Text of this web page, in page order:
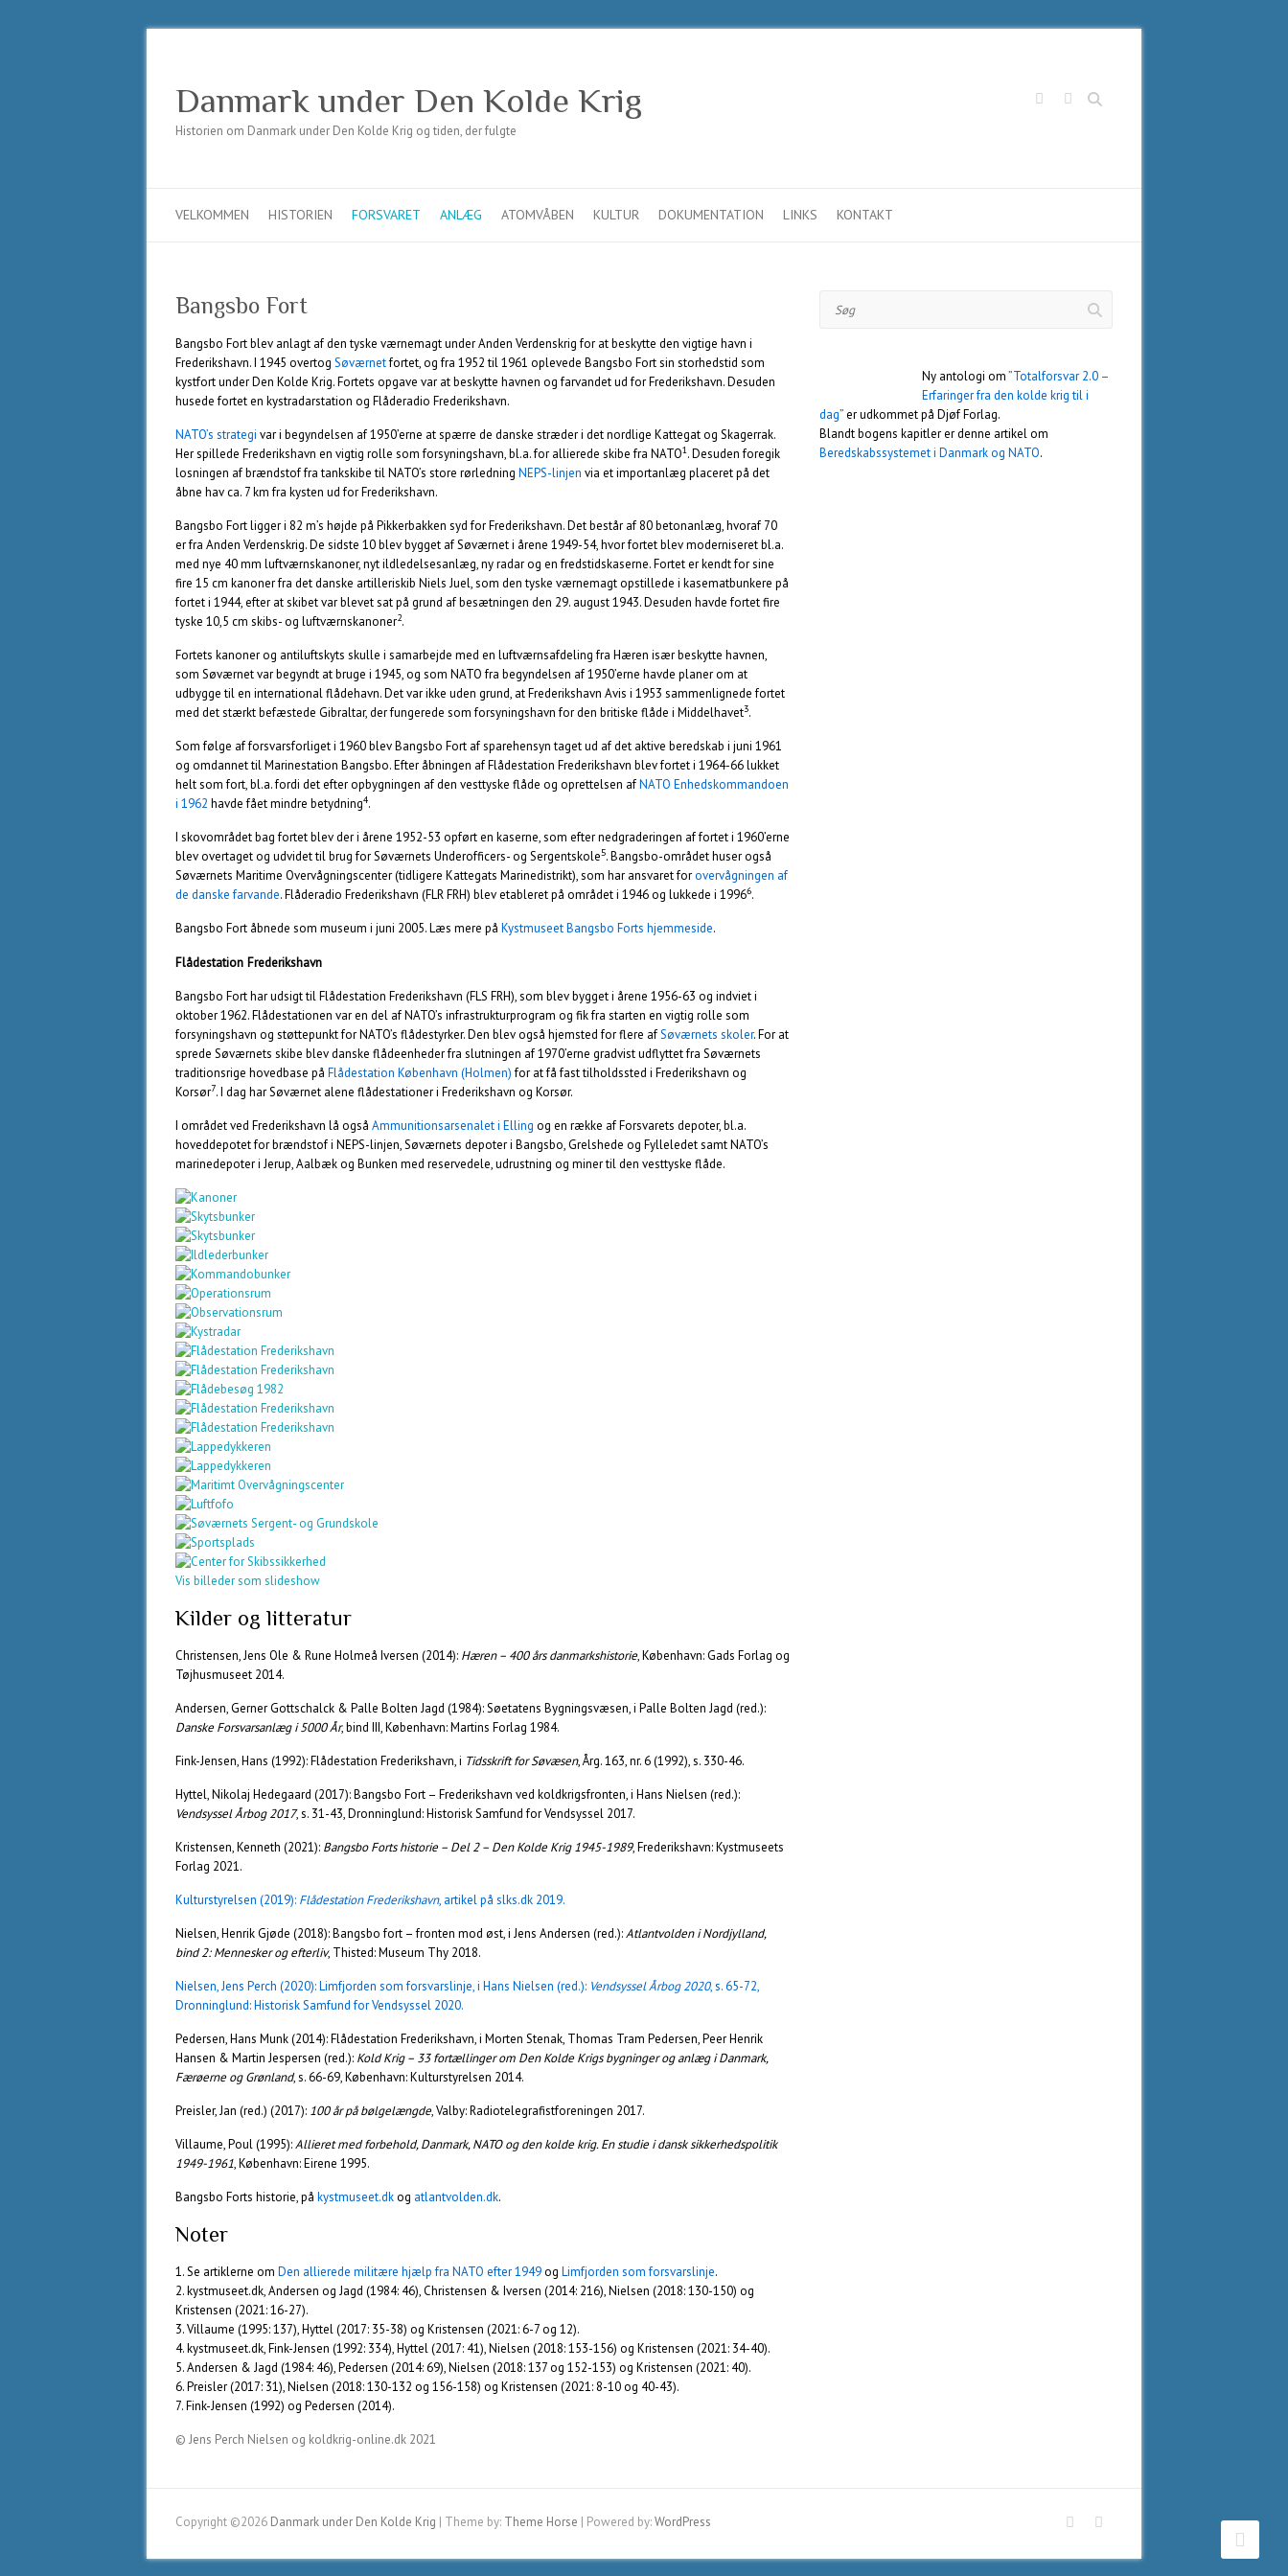
Søg
Danmark under Den Kolde Krig
Historien om Danmark under Den Kolde Krig og tiden, der fulgte
VELKOMMEN HISTORIEN FORSVARET ANLÆG ATOMVÅBEN KULTUR DOKUMENTATION LINKS KONTAKT
Bangsbo Fort
Bangsbo Fort blev anlagt af den tyske værnemagt under Anden Verdenskrig for at beskytte den vigtige havn i
Frederikshavn. I 1945 overtog Søværnetfortet, og fra 1952 til 1961 oplevede Bangsbo Fort sin storhedstid som
kystfort under Den Kolde Krig. Fortets opgave var at beskytte havnen og farvandet ud for Frederikshavn. Desuden
husede fortet en kystradarstation og Flåderadio Frederikshavn.
NATO’s strategi var i begyndelsen af 1950’erne at spærre de danske stræder i det nordlige Kattegat og Skagerrak.
Her spillede Frederikshavn en vigtig rolle som forsyningshavn, bl.a. for allierede skibe fra NATO1. Desuden foregik
losningen af brændstof fra tankskibe til NATO’s store rørledning NEPS-linjen via et importanlæg placeret på det
åbne hav ca. 7 km fra kysten ud for Frederikshavn.
Bangsbo Fort ligger i 82 m’s højde på Pikkerbakken syd for Frederikshavn. Det består af 80 betonanlæg, hvoraf 70
er fra Anden Verdenskrig. De sidste 10 blev bygget af Søværnet i årene 1949-54, hvor fortet blev moderniseret bl.a.
med nye 40 mm luftværnskanoner, nyt ildledelsesanlæg, ny radar og en fredstidskaserne. Fortet er kendt for sine
fire 15 cm kanoner fra det danske artilleriskib Niels Juel, som den tyske værnemagt opstillede i kasematbunkere på
fortet i 1944, efter at skibet var blevet sat på grund af besætningen den 29. august 1943. Desuden havde fortet fire
tyske 10,5 cm skibs- og luftværnskanoner2.
Fortets kanoner og antiluftskyts skulle i samarbejde med en luftværnsafdeling fra Hæren især beskytte havnen,
som Søværnet var begyndt at bruge i 1945, og som NATO fra begyndelsen af 1950’erne havde planer om at
udbygge til en international flådehavn. Det var ikke uden grund, at Frederikshavn Avis i 1953 sammenlignede fortet
med det stærkt befæstede Gibraltar, der fungerede som forsyningshavn for den britiske flåde i Middelhavet3.
Som følge af forsvarsforliget i 1960 blev Bangsbo Fort af sparehensyn taget ud af det aktive beredskab i juni 1961
og omdannet til Marinestation Bangsbo. Efter åbningen af Flådestation Frederikshavn blev fortet i 1964-66 lukket
helt som fort, bl.a. fordi det efter opbygningen af den vesttyske flåde og oprettelsen afNATO Enhedskommandoen
i 1962 havde fået mindre betydning4.
I skovområdet bag fortet blev der i årene 1952-53 opført en kaserne, som efter nedgraderingen af fortet i 1960’erne
blev overtaget og udvidet til brug for Søværnets Underofficers- og Sergentskole5. Bangsbo-området huser også
Søværnets Maritime Overvågningscenter (tidligere Kattegats Marinedistrikt), som har ansvaret forovervågningen af
de danske farvande. Flåderadio Frederikshavn (FLR FRH) blev etableret på området i 1946 og lukkede i 19966.
Bangsbo Fort åbnede som museum i juni 2005. Læs mere på Kystmuseet Bangsbo Forts hjemmeside.
Flådestation Frederikshavn
Bangsbo Fort har udsigt til Flådestation Frederikshavn (FLS FRH), som blev bygget i årene 1956-63 og indviet i
oktober 1962. Flådestationen var en del af NATO’s infrastrukturprogram og fik fra starten en vigtig rolle som
forsyningshavn og støttepunkt for NATO’s flådestyrker. Den blev også hjemsted for flere afSøværnets skoler. For at
sprede Søværnets skibe blev danske flådeenheder fra slutningen af 1970’erne gradvist udflyttet fra Søværnets
traditionsrige hovedbase på Flådestation København (Holmen)for at få fast tilholdssted i Frederikshavn og
Korsør7. I dag har Søværnet alene flådestationer i Frederikshavn og Korsør.
I området ved Frederikshavn lå også Ammunitionsarsenalet i Elling og en række af Forsvarets depoter, bl.a.
hoveddepotet for brændstof i NEPS-linjen, Søværnets depoter i Bangsbo, Grelshede og Fylleledet samt NATO’s
marinedepoter i Jerup, Aalbæk og Bunken med reservedele, udrustning og miner til den vesttyske flåde.
Vis billeder som slideshow
Kilder og litteratur
Christensen, Jens Ole & Rune Holmeå Iversen (2014): Hæren – 400 års danmarkshistorie, København: Gads Forlag og
Tøjhusmuseet 2014.
Andersen, Gerner Gottschalck & Palle Bolten Jagd (1984): Søetatens Bygningsvæsen, i Palle Bolten Jagd (red.):
Danske Forsvarsanlæg i 5000 År, bind III, København: Martins Forlag 1984.
Fink-Jensen, Hans (1992): Flådestation Frederikshavn, i Tidsskrift for Søvæsen, Årg. 163, nr. 6 (1992), s. 330-46.
Hyttel, Nikolaj Hedegaard (2017): Bangsbo Fort – Frederikshavn ved koldkrigsfronten, i Hans Nielsen (red.):
Vendsyssel Årbog 2017, s. 31-43, Dronninglund: Historisk Samfund for Vendsyssel 2017.
Kristensen, Kenneth (2021): Bangsbo Forts historie – Del 2 – Den Kolde Krig 1945-1989, Frederikshavn: Kystmuseets
Forlag 2021.
Kulturstyrelsen (2019): Flådestation Frederikshavn, artikel på slks.dk 2019.
Nielsen, Henrik Gjøde (2018): Bangsbo fort – fronten mod øst, i Jens Andersen (red.):Atlantvolden i Nordjylland,
bind 2: Mennesker og efterliv, Thisted: Museum Thy 2018.
Nielsen, Jens Perch (2020): Limfjorden som forsvarslinje, i Hans Nielsen (red.): Vendsyssel Årbog 2020, s. 65-72,
Dronninglund: Historisk Samfund for Vendsyssel 2020.
Pedersen, Hans Munk (2014): Flådestation Frederikshavn, i Morten Stenak, Thomas Tram Pedersen, Peer Henrik
Hansen & Martin Jespersen (red.): Kold Krig – 33 fortællinger om Den Kolde Krigs bygninger og anlæg i Danmark,
Færøerne og Grønland, s. 66-69, København: Kulturstyrelsen 2014.
Preisler, Jan (red.) (2017): 100 år på bølgelængde, Valby: Radiotelegrafistforeningen 2017.
Villaume, Poul (1995):Allieret med forbehold, Danmark, NATO og den kolde krig. En studie i dansk sikkerhedspolitik
1949-1961, København: Eirene 1995.
Bangsbo Forts historie, på kystmuseet.dkog atlantvolden.dk.
Noter
1. Se artiklerne om Den allierede militære hjælp fra NATO efter 1949og Limfjorden som forsvarslinje.
2. kystmuseet.dk, Andersen og Jagd (1984: 46), Christensen & Iversen (2014: 216), Nielsen (2018: 130-150) og
Kristensen (2021: 16-27).
3. Villaume (1995: 137), Hyttel (2017: 35-38) og Kristensen (2021: 6-7 og 12).
4. kystmuseet.dk, Fink-Jensen (1992: 334), Hyttel (2017: 41), Nielsen (2018: 153-156) og Kristensen (2021: 34-40).
5. Andersen & Jagd (1984: 46), Pedersen (2014: 69), Nielsen (2018: 137 og 152-153) og Kristensen (2021: 40).
6. Preisler (2017: 31), Nielsen (2018: 130-132 og 156-158) og Kristensen (2021: 8-10 og 40-43).
7. Fink-Jensen (1992) og Pedersen (2014).
© Jens Perch Nielsen og koldkrig-online.dk 2021
Ny antologi om”Totalforsvar 2.0 –
Erfaringer fra den kolde krig til i
dag”er udkommet på Djøf Forlag.
Blandt bogens kapitler er denne artikel om
Beredskabssystemet i Danmark og NATO.
Copyright ©2026 Danmark under Den Kolde Krig | Theme by: Theme Horse | Powered by:WordPress